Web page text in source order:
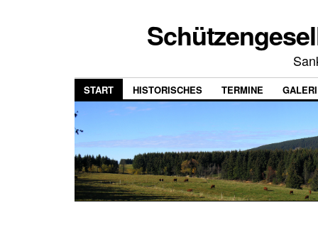
START HISTORISCHES TERMINE